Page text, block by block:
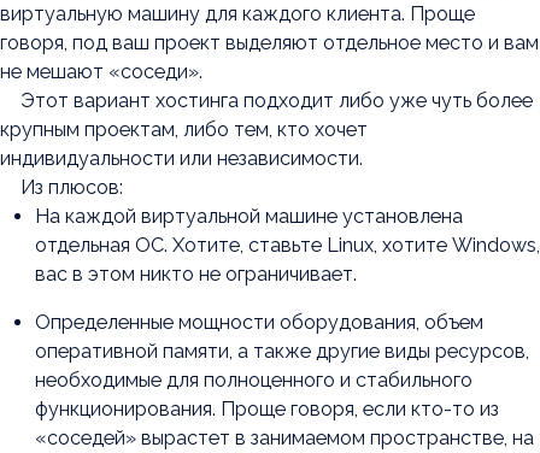
виртуальную машину для каждого клиента. Проще
говоря, под ваш проект выделяют отдельное место и вам
не мешают «соседи».
Этот вариант хостинга подходит либо уже чуть более
крупным проектам, либо тем, кто хочет
индивидуальности или независимости.
Из плюсов:
На каждой виртуальной машине установлена
отдельная ОС. Хотите, ставьте Linux, хотите Windows,
вас в этом никто не ограничивает.
Определенные мощности оборудования, объем
оперативной памяти, а также другие виды ресурсов,
необходимые для полноценного и стабильного
функционирования. Проще говоря, если кто-то из
«соседей» вырастет в занимаемом пространстве, на